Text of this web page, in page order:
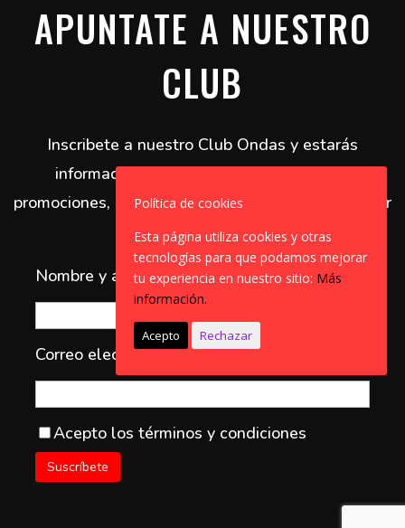
APUNTATE A NUESTRO
CLUB
Inscribete a nuestro Club Ondas y estarás
informado/a de todas nuestras ofertas y
promociones, ademas, cada trimestre podrás ganar
importantes regalos
Nombre y apellidos
Correo electrónico*
Acepto los términos y condiciones
Política de cookies
Esta página utiliza cookies y otras
tecnologías para que podamos mejorar
tu experiencia en nuestro sitio: Más
información.
Acepto Rechazar